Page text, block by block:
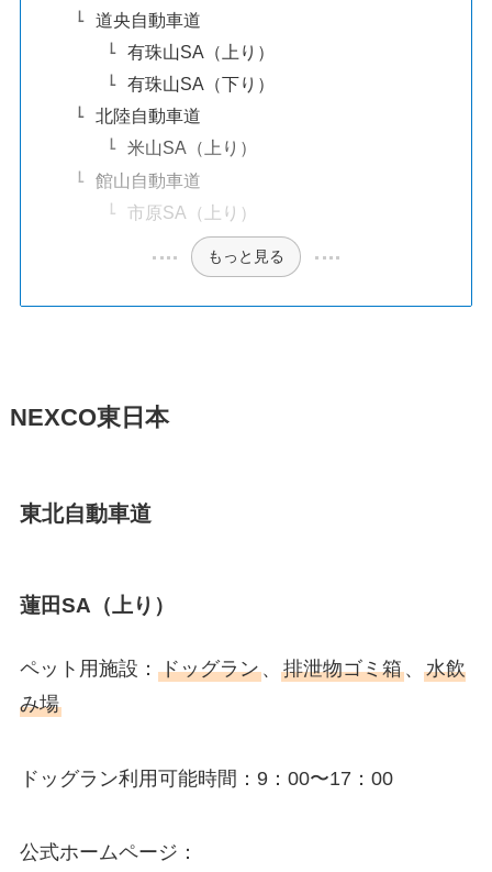
道央自動車道
有珠山SA（上り）
有珠山SA（下り）
北陸自動車道
米山SA（上り）
館山自動車道
市原SA（上り）
もっと見る
NEXCO東日本
東北自動車道
蓮田SA（上り）
ペット用施設： ドッグラン、 排泄物ゴミ箱、 水飲
み場
ドッグラン利用可能時間：9：00〜17：00
公式ホームページ：